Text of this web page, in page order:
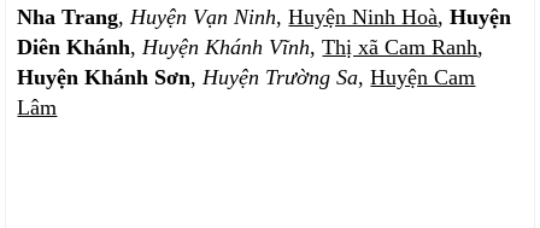
Nha Trang, Huyện Vạn Ninh,Huyện Ninh Hoà,Huyện
Diên Khánh, Huyện Khánh Vĩnh,Thị xã Cam Ranh,
Huyện Khánh Sơn, Huyện Trường Sa,Huyện Cam
Lâm